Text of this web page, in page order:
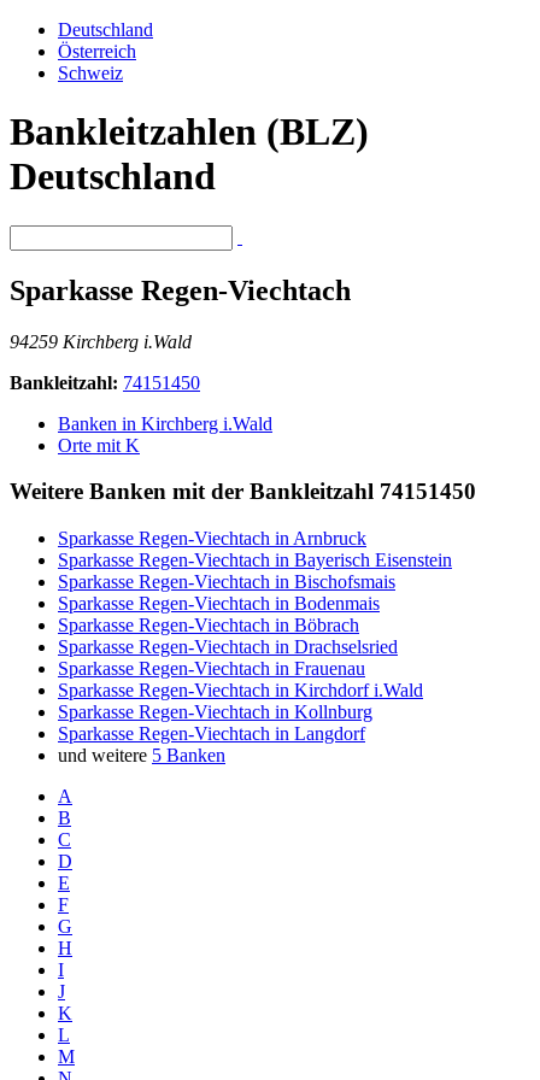
Deutschland
Österreich
Schweiz
Bankleitzahlen (BLZ)
Deutschland
Sparkasse Regen-Viechtach
94259 Kirchberg i.Wald
Bankleitzahl: 74151450
Banken in Kirchberg i.Wald
Orte mit K
Weitere Banken mit der Bankleitzahl 74151450
Sparkasse Regen-Viechtach in Arnbruck
Sparkasse Regen-Viechtach in Bayerisch Eisenstein
Sparkasse Regen-Viechtach in Bischofsmais
Sparkasse Regen-Viechtach in Bodenmais
Sparkasse Regen-Viechtach in Böbrach
Sparkasse Regen-Viechtach in Drachselsried
Sparkasse Regen-Viechtach in Frauenau
Sparkasse Regen-Viechtach in Kirchdorf i.Wald
Sparkasse Regen-Viechtach in Kollnburg
Sparkasse Regen-Viechtach in Langdorf
und weitere 5 Banken
A
B
C
D
E
F
G
H
I
J
K
L
M